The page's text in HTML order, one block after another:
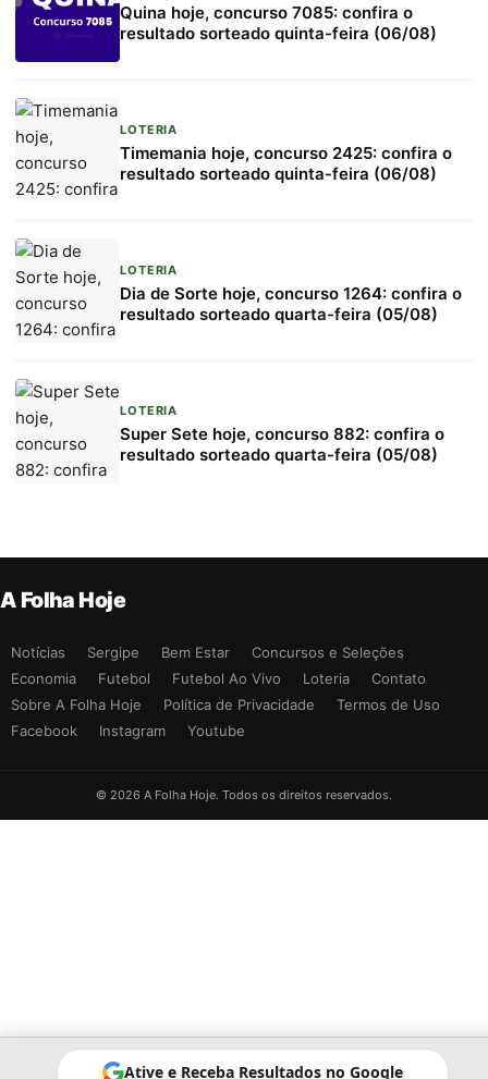
Quina hoje, concurso 7085: confira o
resultado sorteado quinta-feira (06/08)
LOTERIA
Timemania hoje, concurso 2425: confira o
resultado sorteado quinta-feira (06/08)
LOTERIA
Dia de Sorte hoje, concurso 1264: confira o
resultado sorteado quarta-feira (05/08)
LOTERIA
Super Sete hoje, concurso 882: confira o
resultado sorteado quarta-feira (05/08)
A Folha Hoje
Notícias Sergipe Bem Estar
Concursos e Seleções
Economia
Futebol Futebol Ao Vivo Loteria
Contato
Sobre A Folha Hoje
Política de Privacidade
Termos de Uso
Facebook
Instagram Youtube
© 2026 A Folha Hoje. Todos os direitos reservados.
Ative e Receba Resultados no Google